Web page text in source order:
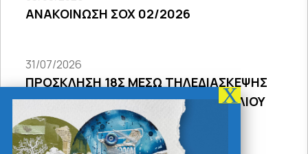
ΑΝΑΚΟΙΝΩΣΗ ΣΟΧ 02/2026
31/07/2026
ΠΡΟΣΚΛΗΣΗ 18Σ ΜΕΣΩ ΤΗΛΕΔΙΑΣΚΕΨΗΣ
ΣΥΝΕΔΡΙΑΣΗΣ ΔΗΜΟΤΙΚΟΥ ΣΥΜΒΟΥΛΙΟΥ
2026